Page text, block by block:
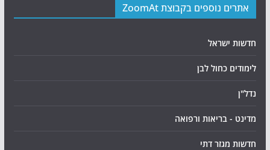
אתרים נוספים בקבוצת ZoomAt
חדשות ישראל
לימודים כחול לבן
נדל"ן
מדינט - בריאות ורפואה
חדשות מגזר דתי